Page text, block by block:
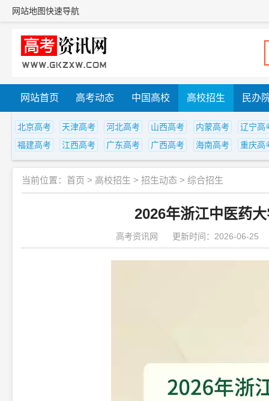
网站地图快速导航
网站首页 高考动态 中国高校 高校招生 民办
北京高考 天津高考 河北高考 山西高考 内蒙高考
辽宁高
福建高考
江西高考 广东高考 广西高考 海南高考 重庆高
当前位置： 首页 > 高校招生 > 招生动态 > 综合招生
2026年浙江中医药
高考资讯网 更新时间：2026-06-25